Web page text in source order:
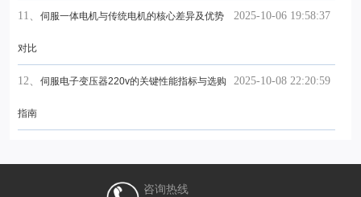
2025-10-06 19:58:37
11、 伺服一体电机与传统电机的核心差异及优势
对比
2025-10-08 22:20:59
12、 伺服电子变压器220v的关键性能指标与选购
指南
咨询热线